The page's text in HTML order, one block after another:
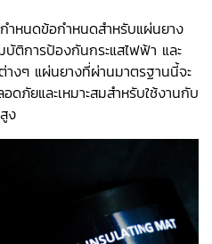
กำหนดข้อกำหนดสำหรับแผ่นยาง
การป้องกันกระแสไฟฟ้า และ
งๆ แผ่นยางที่ผ่านมาตรฐานนี้จะ
ดภัยและเหมาะสมสำหรับใช้งานกับ
ง